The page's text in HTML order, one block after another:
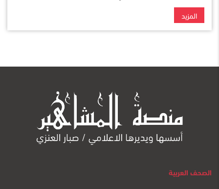
المزيد
الصحف العربية